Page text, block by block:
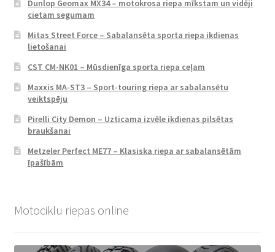
Dunlop Geomax MX34 – motokrosa riepa mīkstam un vidēji
cietam segumam
Mitas Street Force – Sabalansēta sporta riepa ikdienas
lietošanai
CST CM-NK01 – Mūsdienīga sporta riepa ceļam
Maxxis MA-ST3 – Sport-touring riepa ar sabalansētu
veiktspēju
Pirelli City Demon – Uzticama izvēle ikdienas pilsētas
braukšanai
Metzeler Perfect ME77 – Klasiska riepa ar sabalansētām
īpašībām
Motociklu riepas online